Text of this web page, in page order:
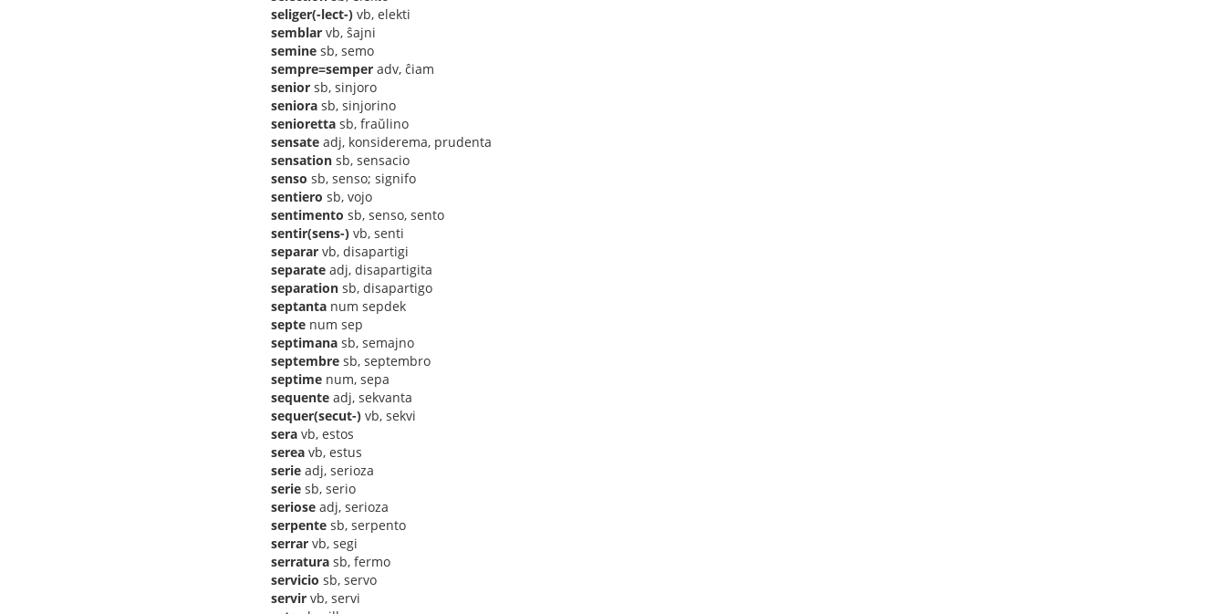
seliger(-lect-) vb, elekti
semblar vb, ŝajni
semine sb, semo
sempre=semper adv, ĉiam
senior sb, sinjoro
seniora sb, sinjorino
senioretta sb, fraŭlino
sensate adj, konsiderema, prudenta
sensation sb, sensacio
senso sb, senso; signifo
sentiero sb, vojo
sentimento sb, senso, sento
sentir(sens-) vb, senti
separar vb, disapartigi
separate adj, disapartigita
separation sb, disapartigo
septanta num sepdek
septe num sep
septimana sb, semajno
septembre sb, septembro
septime num, sepa
sequente adj, sekvanta
sequer(secut-) vb, sekvi
sera vb, estos
serea vb, estus
serie adj, serioza
serie sb, serio
seriose adj, serioza
serpente sb, serpento
serrar vb, segi
serratura sb, fermo
servicio sb, servo
servir vb, servi